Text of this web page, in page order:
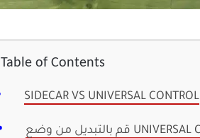
Table of Contents
SIDECAR VS UNIVERSAL CONTROL